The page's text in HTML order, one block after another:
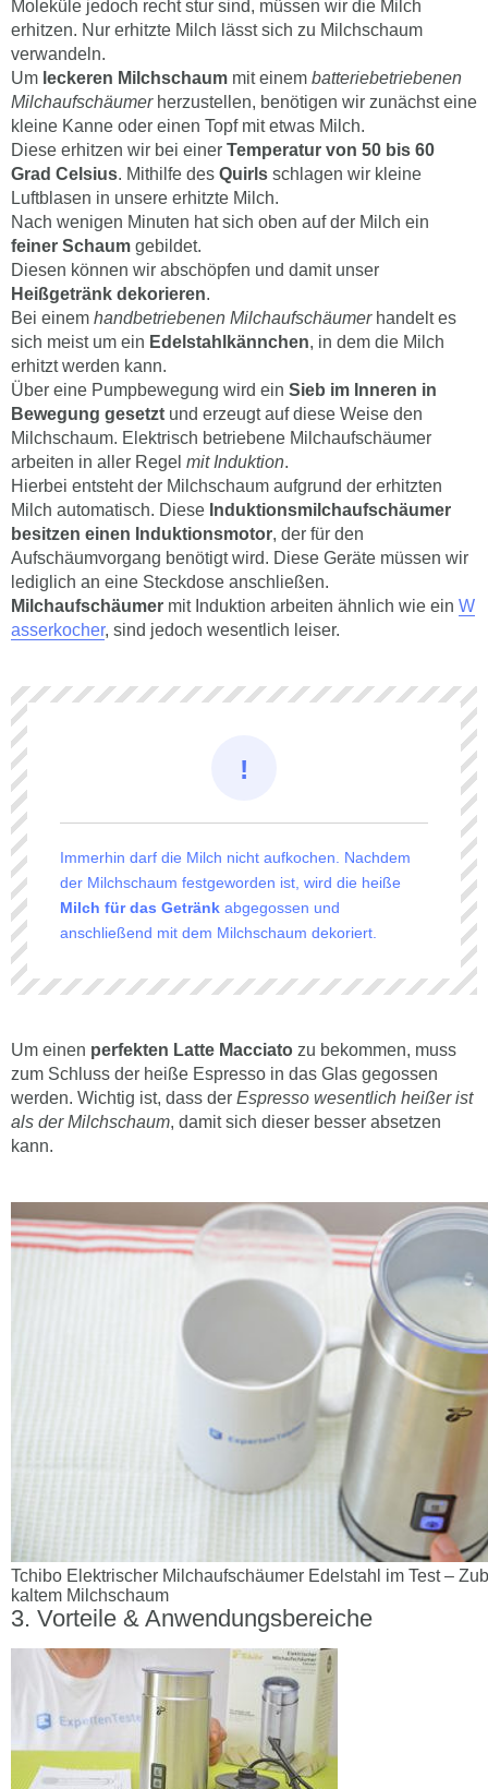
Moleküle jedoch recht stur sind, müssen wir die Milch
erhitzen. Nur erhitzte Milch lässt sich zu Milchschaum
verwandeln.
Um leckeren Milchschaum mit einem batteriebetriebenen
Milchaufschäumerherzustellen, benötigen wir zunächst eine
kleine Kanne oder einen Topf mit etwas Milch.
Diese erhitzen wir bei einer Temperatur von 50 bis 60
Grad Celsius. Mithilfe des Quirls schlagen wir kleine
Luftblasen in unsere erhitzte Milch.
Nach wenigen Minuten hat sich oben auf der Milch ein
feiner Schaum gebildet.
Diesen können wir abschöpfen und damit unser
Heißgetränk dekorieren.
Bei einem handbetriebenen Milchaufschäumerhandelt es
sich meist um ein Edelstahlkännchen, in dem die Milch
erhitzt werden kann.
Über eine Pumpbewegung wird ein Sieb im Inneren in
Bewegung gesetzt und erzeugt auf diese Weise den
Milchschaum. Elektrisch betriebene Milchaufschäumer
arbeiten in aller Regel mit Induktion.
Hierbei entsteht der Milchschaum aufgrund der erhitzten
Milch automatisch. Diese Induktionsmilchaufschäumer
besitzen einen Induktionsmotor, der für den
Aufschäumvorgang benötigt wird. Diese Geräte müssen wir
lediglich an eine Steckdose anschließen.
Milchaufschäumer mit Induktion arbeiten ähnlich wie ein W
asserkocher, sind jedoch wesentlich leiser.
Immerhin darf die Milch nicht aufkochen. Nachdem
der Milchschaum festgeworden ist, wird die heiße
Milch für das Getränk abgegossen und
anschließend mit dem Milchschaum dekoriert.
Um einen perfekten Latte Macciato zu bekommen, muss
zum Schluss der heiße Espresso in das Glas gegossen
werden. Wichtig ist, dass der Espresso wesentlich heißer ist
als der Milchschaum, damit sich dieser besser absetzen
kann.
Tchibo Elektrischer Milchaufschäumer Edelstahl im Test –
kaltem Milchschaum
Vorteile & Anwendungsbereiche